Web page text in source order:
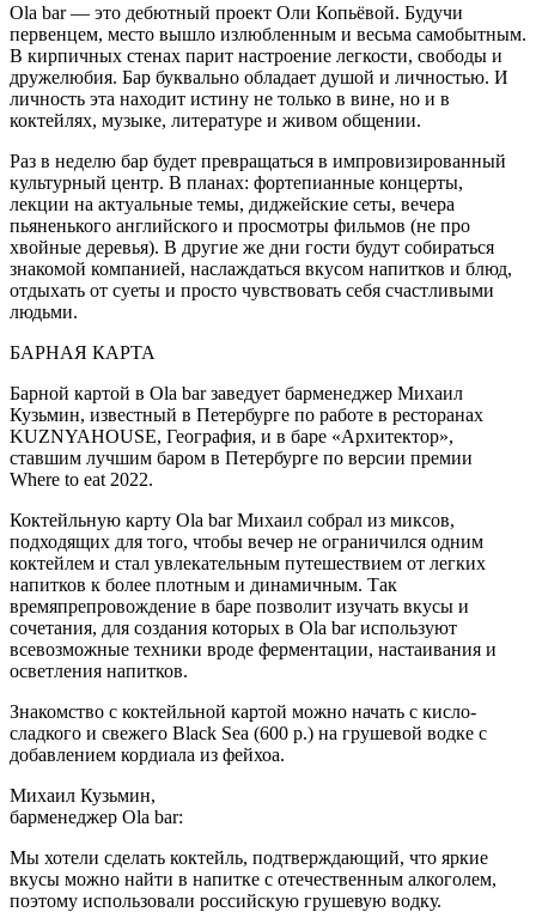
Ola bar — это дебютный проект Оли Копьёвой. Будучи
первенцем, место вышло излюбленным и весьма самобытным.
В кирпичных стенах парит настроение легкости, свободы и
дружелюбия. Бар буквально обладает душой и личностью. И
личность эта находит истину не только в вине, но и в
коктейлях, музыке, литературе и живом общении.
Раз в неделю бар будет превращаться в импровизированный
культурный центр. В планах: фортепианные концерты,
лекции на актуальные темы, диджейские сеты, вечера
пьяненького английского и просмотры фильмов (не про
хвойные деревья). В другие же дни гости будут собираться
знакомой компанией, наслаждаться вкусом напитков и блюд,
отдыхать от суеты и просто чувствовать себя счастливыми
людьми.
БАРНАЯ КАРТА
Барной картой в Ola bar заведует барменеджер Михаил
Кузьмин, известный в Петербурге по работе в ресторанах
KUZNYAHOUSE, География, и в баре «Архитектор»,
ставшим лучшим баром в Петербурге по версии премии
Where to eat 2022.
Коктейльную карту Ola bar Михаил собрал из миксов,
подходящих для того, чтобы вечер не ограничился одним
коктейлем и стал увлекательным путешествием от легких
напитков к более плотным и динамичным. Так
времяпрепровождение в баре позволит изучать вкусы и
сочетания, для создания которых в Ola bar используют
всевозможные техники вроде ферментации, настаивания и
осветления напитков.
Знакомство с коктейльной картой можно начать с кисло-
сладкого и свежего Black Sea (600 р.) на грушевой водке с
добавлением кордиала из фейхоа.
Михаил Кузьмин,
барменеджер Ola bar:
Мы хотели сделать коктейль, подтверждающий, что яркие
вкусы можно найти в напитке с отечественным алкоголем,
поэтому использовали российскую грушевую водку.